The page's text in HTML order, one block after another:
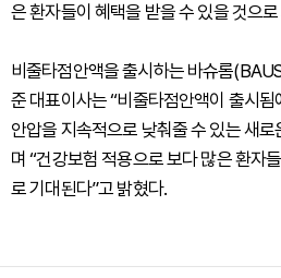
은 환자들이 혜택을 받을 수 있을 것으
비줄타점안액을 출시하는 바슈롬
준 대표이사는 “비줄타점안액이 출시
안압을 지속적으로 낮춰줄 수 있는 새
며 “건강보험 적용으로 보다 많은 환자
로 기대된다”고 밝혔다.